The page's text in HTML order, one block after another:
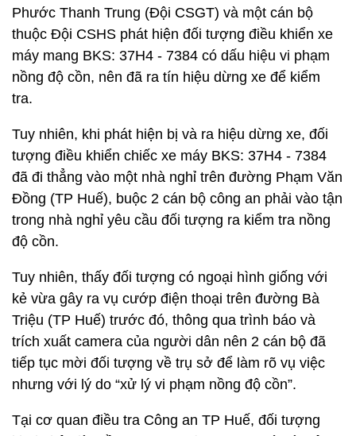
Phước Thanh Trung (Đội CSGT) và một cán bộ
thuộc Đội CSHS phát hiện đối tượng điều khiển xe
máy mang BKS: 37H4 - 7384 có dấu hiệu vi phạm
nồng độ cồn, nên đã ra tín hiệu dừng xe để kiểm
tra.
Tuy nhiên, khi phát hiện bị và ra hiệu dừng xe, đối
tượng điều khiển chiếc xe máy BKS: 37H4 - 7384
đã đi thẳng vào một nhà nghỉ trên đường Phạm Văn
Đồng (TP Huế), buộc 2 cán bộ công an phải vào tận
trong nhà nghỉ yêu cầu đối tượng ra kiểm tra nồng
độ cồn.
Tuy nhiên, thấy đối tượng có ngoại hình giống với
kẻ vừa gây ra vụ cướp điện thoại trên đường Bà
Triệu (TP Huế) trước đó, thông qua trình báo và
trích xuất camera của người dân nên 2 cán bộ đã
tiếp tục mời đối tượng về trụ sở để làm rõ vụ việc
nhưng với lý do “xử lý vi phạm nồng độ cồn”.
Tại cơ quan điều tra Công an TP Huế, đối tượng